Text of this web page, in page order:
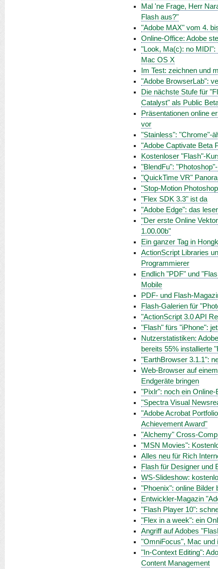
Mal 'ne Frage, Herr
Flash aus?"
"Adobe MAX" vom 4.
Online-Office: Adobe
"Look, Ma(c): no
Mac OS X
Im Test: zeichnen und
"Adobe BrowserLab":
Die nächste Stufe für
Catalyst" als Public
Präsentationen online
vor
"Stainless": "Chrome"-
"Adobe Captivate Beta
Kostenloser "Flash"-
"BlendFu":
"QuickTime VR"
"Stop-Motion
"Flex SDK 3.3" ist da
"Adobe Edge": das
"Der erste Online
1.00.00b"
Ein ganzer Tag in
ActionScript Libraries
Programmierer
Endlich "PDF" und
Mobile
PDF- und Flash-
Flash-Galerien für
"ActionScript 3.0 API
"Flash" fürs "iPhone":
Nutzerstatistiken:
bereits 55% installierte
"EarthBrowser 3.1.1":
Web-Browser auf
Endgeräte bringen
"Pixlr": noch ein Online-
"Spectra Visual
"Adobe Acrobat
Achievement Award"
"Alchemy" Cross-
"MSN Movies":
Alles neu für Rich
Flash für Designer und
WS-Slideshow:
"Phoenix": online Bilder
Entwickler-Magazin
"Flash Player 10":
"Flex in a week": ein
Angriff auf Adobes
"OmniFocus", Mac und
"In-Context Editing":
Content Management